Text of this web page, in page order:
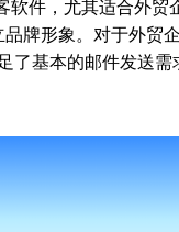
软件，尤其适合外贸
牌形象。对于外贸
基本的邮件发送